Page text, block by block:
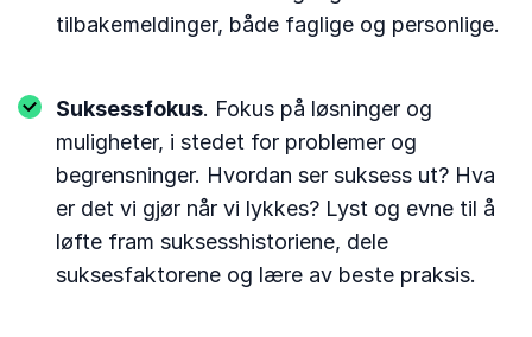
tilbakemeldinger, både faglige og personlige.
Suksessfokus. Fokus på løsninger og
muligheter, i stedet for problemer og
begrensninger. Hvordan ser suksess ut? Hva
er det vi gjør når vi lykkes? Lyst og evne til å
løfte fram suksesshistoriene, dele
suksesfaktorene og lære av beste praksis.